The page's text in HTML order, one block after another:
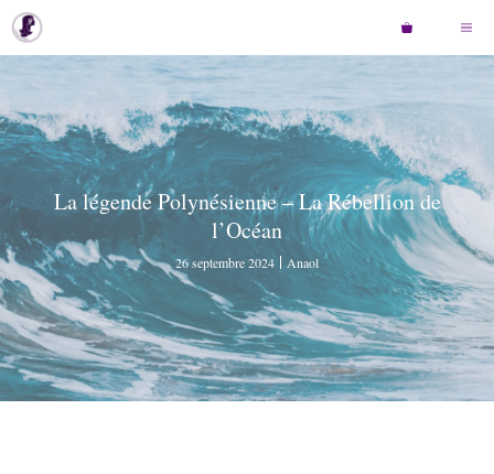
Aller
La légende Polynésienne – La Rébellion de
l’Océan
26 septembre 2024 Anaol